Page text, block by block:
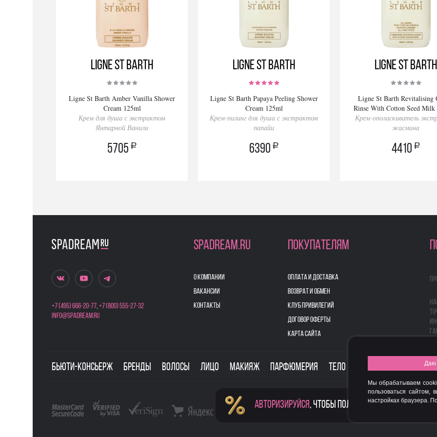
Ligne St Barth
Ligne St Barth Amber Vanilla Shower
Cream 125ml
Крем для душа с экстрактом
Янтарной Ванили
5705 a
Ligne St Barth
Ligne St Barth Papaya Peeling Shower
Cream 125ml
Крем-пилинг для душа с экстрактом
папайи
6390 a
Ligne St Barth
Ligne St Barth Revitalising
Rinse With Cotton Seed Milk
Jasmin 125ml
Крем-ополаскиватель
жасмина
4410 a
+7 (495) 666-20-77,+7 (800) 555-27-32
info@spadream.ru
SPADREAM.RU
О КОМПАНИИ
ВАКАНСИИ
КОНТАКТЫ
ПОКУПАТЕЛЯМ
ОПЛАТА И ДОСТАВКА
ВОЗВРАТ И ОБМЕН
КЛУБ ПРИВИЛЕГИЙ
ДОГОВОР ОФЕРТЫ
КАРТА САЙТА
Бьюти-консьерж Бренды Волосы Лицо Макияж Парфюмерия Тело Для
FASHION NEW YEAR AWARDS 2015
Авторизируйся, чтобы получить скидку
Даю
Мы обрабатываем
пользоваться сайтом,
настройках браузера.